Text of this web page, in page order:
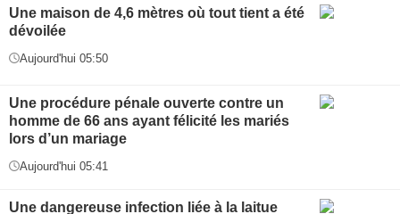
Une maison de 4,6 mètres où tout tient a été
dévoilée
Aujourd'hui 05:50
Une procédure pénale ouverte contre un
homme de 66 ans ayant félicité les mariés
lors d’un mariage
Aujourd'hui 05:41
Une dangereuse infection liée à la laitue